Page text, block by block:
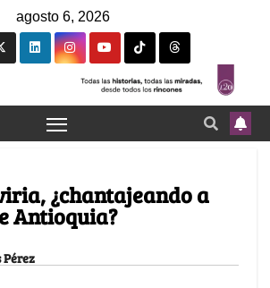
agosto 6, 2026
¿chantajeando a
Antioquia?
Pérez